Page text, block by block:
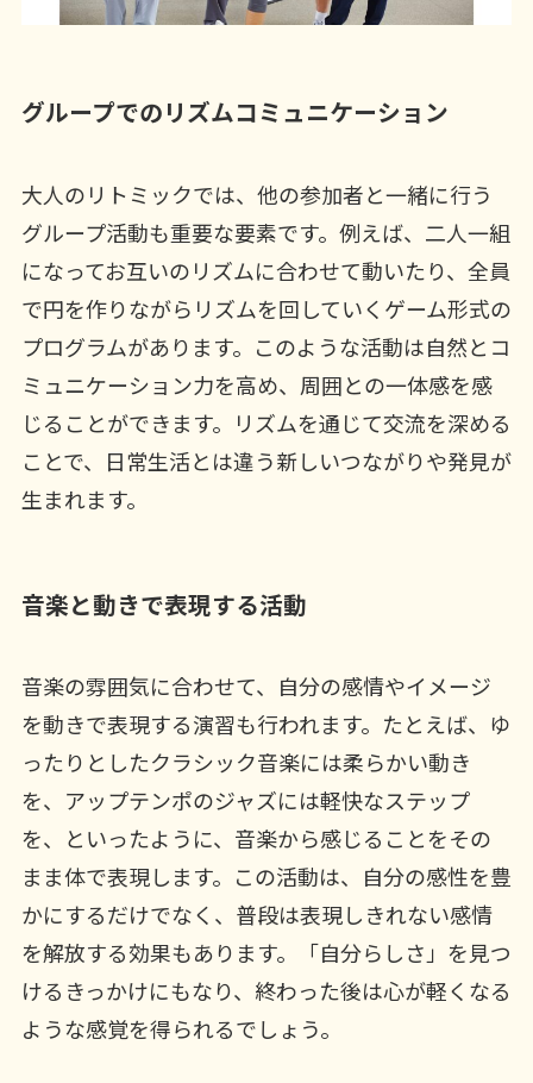
グループでのリズムコミュニケーション
大人のリトミックでは、他の参加者と一緒に行う
グループ活動も重要な要素です。例えば、二人一組
になってお互いのリズムに合わせて動いたり、全員
で円を作りながらリズムを回していくゲーム形式の
プログラムがあります。このような活動は自然とコ
ミュニケーション力を高め、周囲との一体感を感
じることができます。リズムを通じて交流を深める
ことで、日常生活とは違う新しいつながりや発見が
生まれます。
音楽と動きで表現する活動
音楽の雰囲気に合わせて、自分の感情やイメージ
を動きで表現する演習も行われます。たとえば、ゆ
ったりとしたクラシック音楽には柔らかい動き
を、アップテンポのジャズには軽快なステップ
を、といったように、音楽から感じることをその
まま体で表現します。この活動は、自分の感性を豊
かにするだけでなく、普段は表現しきれない感情
を解放する効果もあります。「自分らしさ」を見つ
けるきっかけにもなり、終わった後は心が軽くなる
ような感覚を得られるでしょう。